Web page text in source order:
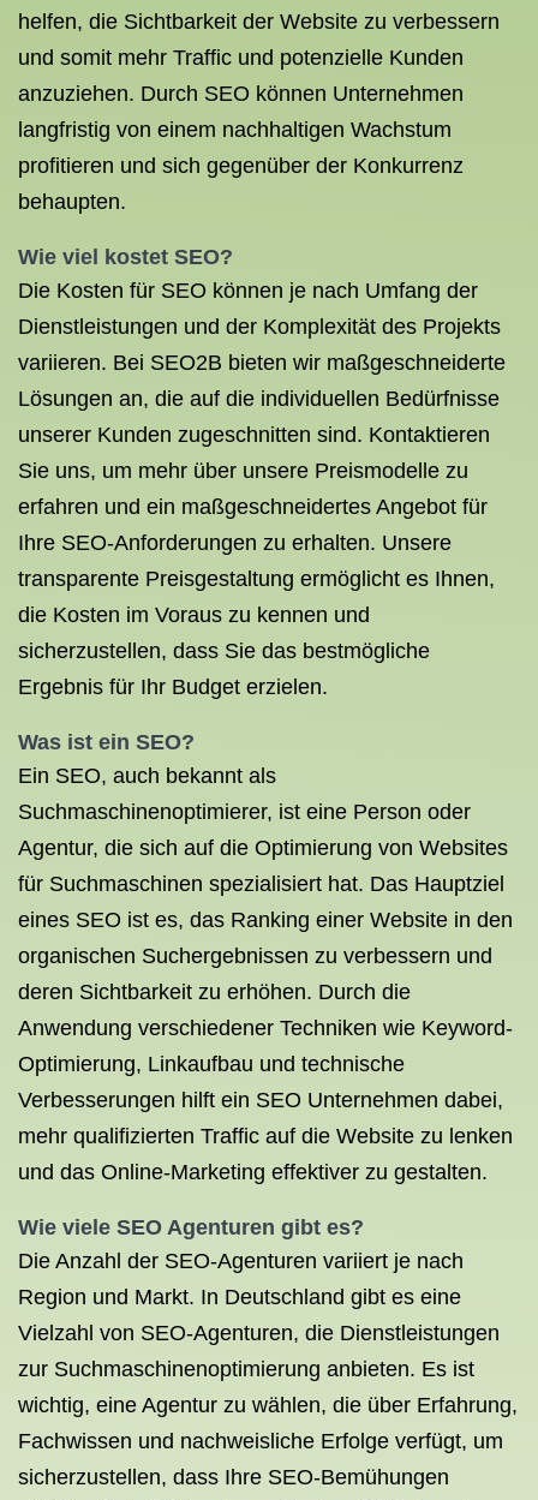
helfen, die Sichtbarkeit der Website zu verbessern
und somit mehr Traffic und potenzielle Kunden
anzuziehen. Durch SEO können Unternehmen
langfristig von einem nachhaltigen Wachstum
profitieren und sich gegenüber der Konkurrenz
behaupten.
Wie viel kostet SEO?
Die Kosten für SEO können je nach Umfang der
Dienstleistungen und der Komplexität des Projekts
variieren. Bei SEO2B bieten wir maßgeschneiderte
Lösungen an, die auf die individuellen Bedürfnisse
unserer Kunden zugeschnitten sind. Kontaktieren
Sie uns, um mehr über unsere Preismodelle zu
erfahren und ein maßgeschneidertes Angebot für
Ihre SEO-Anforderungen zu erhalten. Unsere
transparente Preisgestaltung ermöglicht es Ihnen,
die Kosten im Voraus zu kennen und
sicherzustellen, dass Sie das bestmögliche
Ergebnis für Ihr Budget erzielen.
Was ist ein SEO?
Ein SEO, auch bekannt als
Suchmaschinenoptimierer, ist eine Person oder
Agentur, die sich auf die Optimierung von Websites
für Suchmaschinen spezialisiert hat. Das Hauptziel
eines SEO ist es, das Ranking einer Website in den
organischen Suchergebnissen zu verbessern und
deren Sichtbarkeit zu erhöhen. Durch die
Anwendung verschiedener Techniken wie Keyword-
Optimierung, Linkaufbau und technische
Verbesserungen hilft ein SEO Unternehmen dabei,
mehr qualifizierten Traffic auf die Website zu lenken
und das Online-Marketing effektiver zu gestalten.
Wie viele SEO Agenturen gibt es?
Die Anzahl der SEO-Agenturen variiert je nach
Region und Markt. In Deutschland gibt es eine
Vielzahl von SEO-Agenturen, die Dienstleistungen
zur Suchmaschinenoptimierung anbieten. Es ist
wichtig, eine Agentur zu wählen, die über Erfahrung,
Fachwissen und nachweisliche Erfolge verfügt, um
sicherzustellen, dass Ihre SEO-Bemühungen